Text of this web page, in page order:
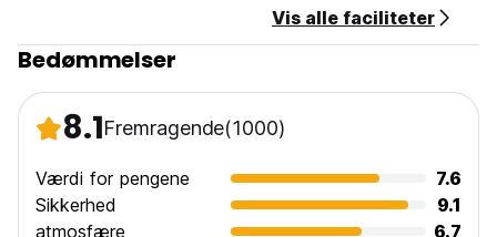
Vis alle faciliteter
Bedømmelser
8.1Fremragende(1000)
Værdi for pengene
7.6
Sikkerhed
9.1
atmosfære
6.7